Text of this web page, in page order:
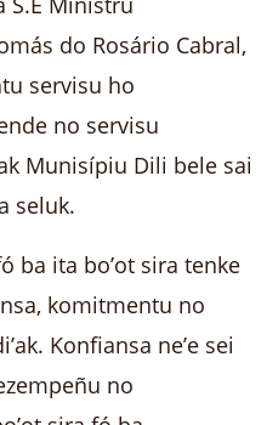
do Rosário Cabral,
servisu ho
no servisu
Munisípiu Dili bele sai
seluk.
ba ita bo’ot sira tenke
komitmentu no
Konfiansa ne’e sei
no